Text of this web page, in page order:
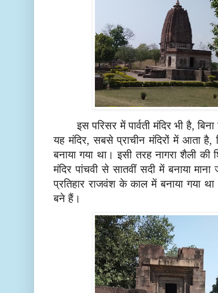
इस परिसर में पार्वती मंदिर भी है,
यह मंदिर, सबसे प्राचीन मंदिरों में आता है,
बनाया गया था। इसी तरह नागरा शैली
मंदिर पांचवी से सातवीं सदी में बनाया
प्रतिहार राजवंश के काल में बनाया गया
बने हैं।